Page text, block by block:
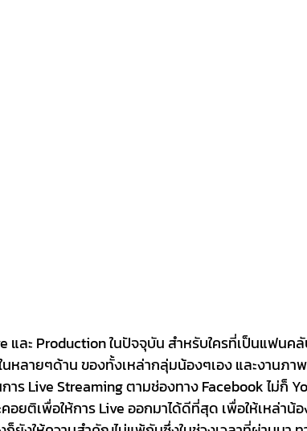
และ Production ในปัจจุบัน สำหรับใครที่เป็นแฟนค
หลายๆด้าน ของทั้งเหล่ากลุ่มน้องๆเอง และงานภา
ร Live Streaming ตามช่องทาง Facebook ไม่ก็
ยติเพื่อให้การ Live ออกมาได้ดีที่สุด เพื่อให้เหล่าน้